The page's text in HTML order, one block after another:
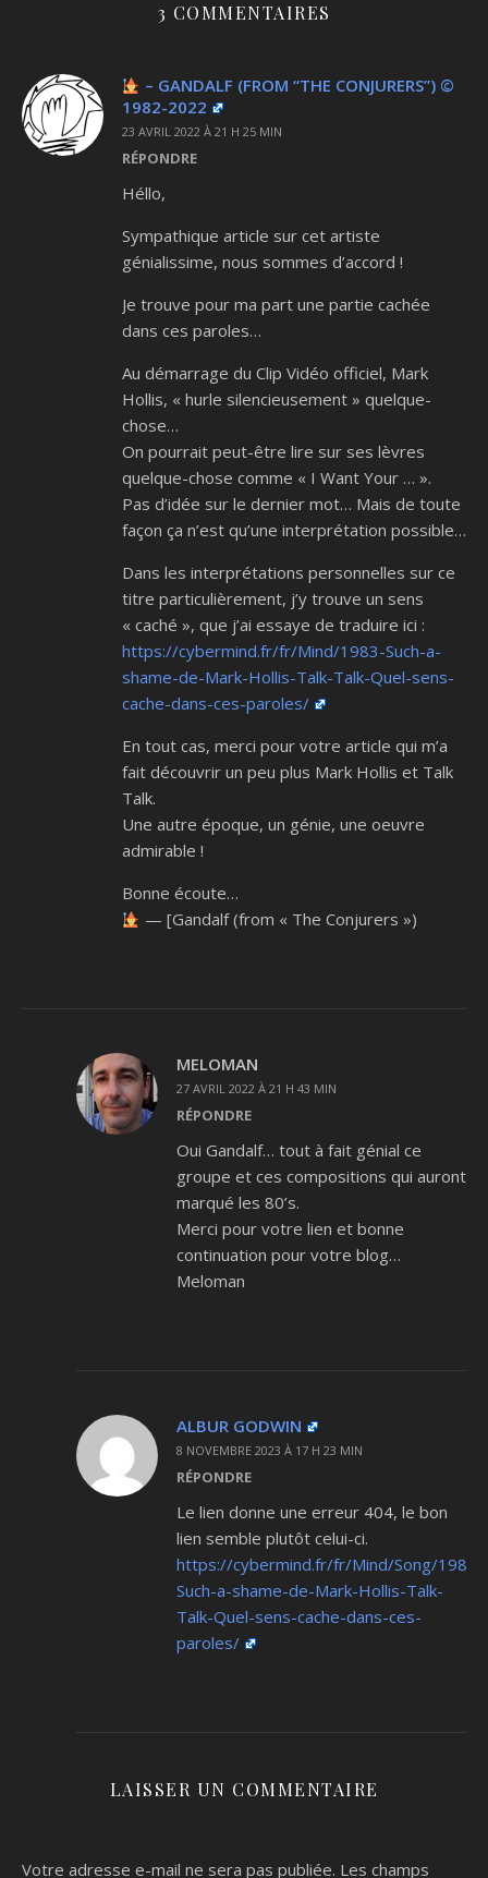
3 COMMENTAIRES
– GANDALF (FROM “THE CONJURERS”) ©️
1982-2022
23 AVRIL 2022 À 21 H 25 MIN
RÉPONDRE
Héllo,
Sympathique article sur cet artiste
génialissime, nous sommes d’accord !
Je trouve pour ma part une partie cachée
dans ces paroles…
Au démarrage du Clip Vidéo officiel, Mark
Hollis, « hurle silencieusement » quelque-
chose…
On pourrait peut-être lire sur ses lèvres
quelque-chose comme « I Want Your … ».
Pas d’idée sur le dernier mot… Mais de toute
façon ça n’est qu’une interprétation possible…
Dans les interprétations personnelles sur ce
titre particulièrement, j’y trouve un sens
« caché », que j’ai essaye de traduire ici :
https://cybermind.fr/fr/Mind/1983-Such-a-
shame-de-Mark-Hollis-Talk-Talk-Quel-sens-
cache-dans-ces-paroles/
En tout cas, merci pour votre article qui m’a
fait découvrir un peu plus Mark Hollis et Talk
Talk.
Une autre époque, un génie, une oeuvre
admirable !
Bonne écoute…
— [Gandalf (from « The Conjurers »)
MELOMAN
27 AVRIL 2022 À 21 H 43 MIN
RÉPONDRE
Oui Gandalf… tout à fait génial ce
groupe et ces compositions qui auront
marqué les 80’s.
Merci pour votre lien et bonne
continuation pour votre blog…
Meloman
ALBUR GODWIN
8 NOVEMBRE 2023 À 17 H 23 MIN
RÉPONDRE
Le lien donne une erreur 404, le bon
lien semble plutôt celui-ci.
https://cybermind.fr/fr/Mind/Song/1983-
Such-a-shame-de-Mark-Hollis-Talk-
Talk-Quel-sens-cache-dans-ces-
paroles/
LAISSER UN COMMENTAIRE
Votre adresse e-mail ne sera pas publiée. Les champs